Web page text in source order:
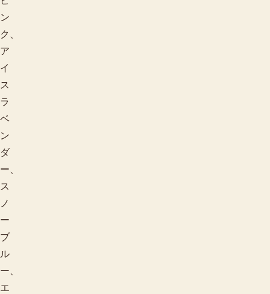
ン
ク、
ア
イ
ス
ラ
ベ
ン
ダ
ー、
ス
ノ
ー
ブ
ル
ー、
エ